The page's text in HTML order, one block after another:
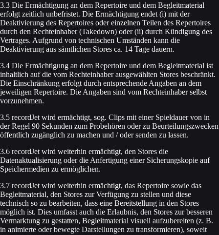
3.3 Die Ermächtigung an dem Repertoire und dem Begleitmaterial
erfolgt zeitlich unbefristet. Die Ermächtigung endet (i) mit der
Deaktivierung des Repertoires oder einzelnen Teilen des Repertoires
durch den Rechteinhaber (Takedown) oder (ii) durch Kündigung des
Vertrages. Aufgrund von technischen Umständen kann die
Deaktivierung aus sämtlichen Stores ca. 14 Tage dauern.
3.4 Die Ermächtigung an dem Repertoire und dem Begleitmaterial ist
inhaltlich auf die vom Rechteinhaber ausgewählten Stores beschränkt.
Die Einschränkung erfolgt durch entsprechende Angaben an dem
jeweiligen Repertoire. Die Angaben sind vom Rechteinhaber selbst
vorzunehmen.
3.5 recordJet wird ermächtigt, sog. Clips mit einer Spieldauer von in
der Regel 90 Sekunden zum Probehören oder zu Beurteilungszwecken
öffentlich zugänglich zu machen und / oder senden zu lassen.
3.6 recordJet wird weiterhin ermächtigt, den Stores die
Datenaktualisierung oder die Anfertigung einer Sicherungskopie auf
Speichermedien zu ermöglichen.
3.7 recordJet wird weiterhin ermächtigt, das Repertoire sowie das
Begleitmaterial, den Stores zur Verfügung zu stellen und diese
technisch so zu bearbeiten, dass eine Bereitstellung in den Stores
möglich ist. Dies umfasst auch die Erlaubnis, den Stores zur besseren
Vermarktung zu gestatten, Begleitmaterial visuell aufzubereiten (z. B.
in animierte oder bewegte Darstellungen zu transformieren), soweit